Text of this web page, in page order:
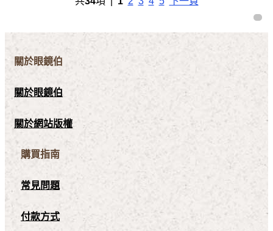
關於眼鏡伯
關於眼鏡伯
關於網站版權
購買指南
常見問題
付款方式